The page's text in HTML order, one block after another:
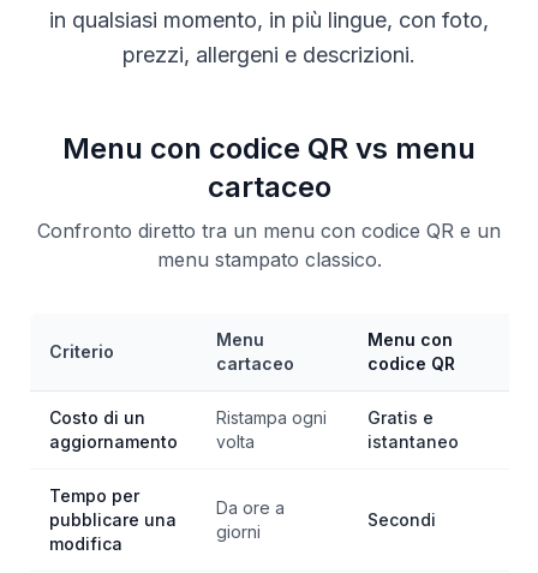
in qualsiasi momento, in più lingue, con foto,
prezzi, allergeni e descrizioni.
Menu con codice QR vs menu
cartaceo
Confronto diretto tra un menu con codice QR e un
menu stampato classico.
Criterio
Menu
cartaceo
Menu con
codice QR
Costo di un
aggiornamento
Ristampa ogni
volta
Gratis e
istantaneo
Tempo per
pubblicare una
modifica
Da ore a
giorni
Secondi